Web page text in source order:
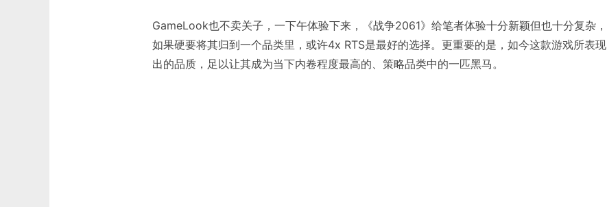
GameLook也不卖关子，一下午体验下来，《战争2061》给笔者体验十分新颖但也十分复杂，
如果硬要将其归到一个品类里，或许4x RTS是最好的选择。更重要的是，如今这款游戏所表现
出的品质，足以让其成为当下内卷程度最高的、策略品类中的一匹黑马。